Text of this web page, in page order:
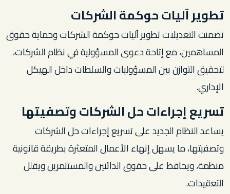
تطوير آليات حوكمة الشركات
تضمنت التعديلات تطوير آليات حوكمة الشركات وحماية حقوق
المساهمين، مع إتاحة دعوى المسؤولية في نظام الشركات،
لتحقيق التوازن بين المسؤوليات والسلطات داخل الهيكل
الإداري.
تسريع إجراءات حل الشركات وتصفيتها
يساعد النظام الجديد على تسريع إجراءات حل الشركات
وتصفيتها، ما يسهل إنهاء الأعمال المتعثرة بطريقة قانونية
منظمة، ويحافظ على حقوق الدائنين والمستثمرين ويقلل
التعقيدات.